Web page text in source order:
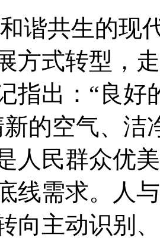
谐共生的现
方式转型，
指出：“良好
的空气、洁
人民群众优
线需求。人
向主动识别